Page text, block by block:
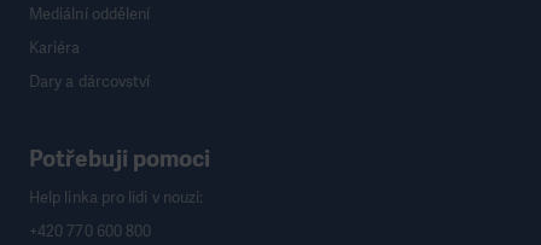
Mediální oddělení
Kariéra
Dary a dárcovství
Potřebuji pomoci
Help linka pro lidi v nouzi:
+420 770 600 800